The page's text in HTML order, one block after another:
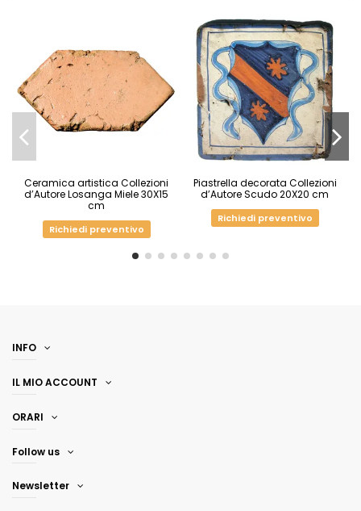
Ceramica artistica Collezioni
d’Autore Losanga Miele 30X15
cm
Richiedi preventivo
Piastrella decorata Collezioni
d’Autore Scudo 20X20 cm
Richiedi preventivo
INFO
IL MIO ACCOUNT
ORARI
Follow us
Newsletter